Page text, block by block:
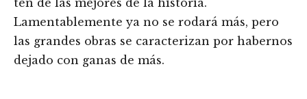
Lamentablemente ya no se rodará más, pero
las grandes obras se caracterizan por habernos
dejado con ganas de más.